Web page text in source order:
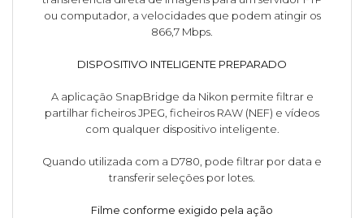
ou computador, a velocidades que podem atingir os
866,7 Mbps.
DISPOSITIVO INTELIGENTE PREPARADO
A aplicação SnapBridge da Nikon permite filtrar e
partilhar ficheiros JPEG, ficheiros RAW (NEF) e vídeos
com qualquer dispositivo inteligente.
Quando utilizada com a D780, pode filtrar por data e
transferir seleções por lotes.
Filme conforme exigido pela ação